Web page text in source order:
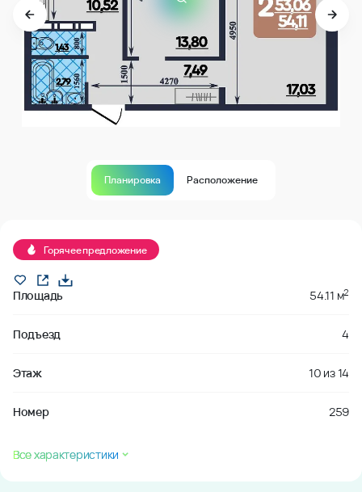
Планировка Расположение
Горячее предложение
Площадь 54.11 м2
Подъезд 4
Этаж 10 из14
Номер 259
Все характеристики